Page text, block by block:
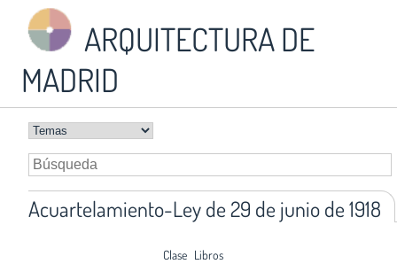
ARQUITECTURA DE
MADRID
Acuartelamiento-Ley de 29 de junio de 1918
Clase Libros